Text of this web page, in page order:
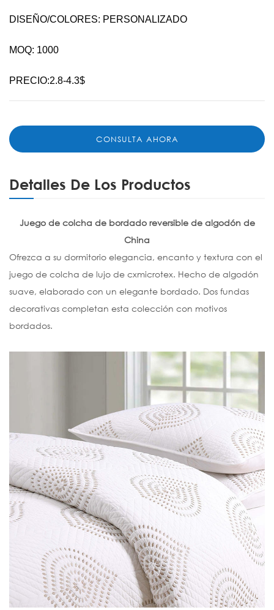
DISEÑO/COLORES: PERSONALIZADO
MOQ: 1000
PRECIO:2.8-4.3$
CONSULTA AHORA
Detalles De Los Productos
Juego de colcha de bordado reversible de algodón de
China
Ofrezca a su dormitorio elegancia, encanto y textura con el
juego de colcha de lujo de cxmicrotex. Hecho de algodón
suave, elaborado con un elegante bordado. Dos fundas
decorativas completan esta colección con motivos
bordados.